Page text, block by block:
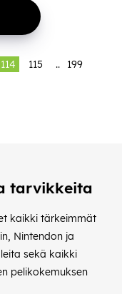
114 115 ..
199
tarvikkeita
kaikki tärkeimmät
Nintendon ja
sekä kaikki
pelikokemuksen